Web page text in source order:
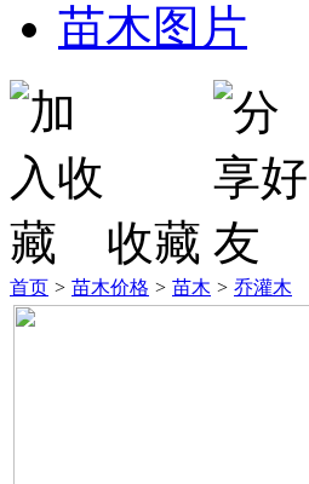
苗木图片
收藏
首页 > 苗木价格 > 苗木 > 乔灌木